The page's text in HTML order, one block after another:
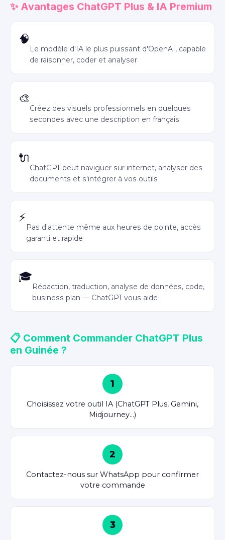
✨ Avantages ChatGPT Plus & IA Premium
🧠
Le modèle d'IA le plus puissant d'OpenAI, capable
de raisonner, coder et analyser
🎨
Créez des visuels professionnels en quelques
secondes avec une description en français
🔌
ChatGPT peut naviguer sur internet, analyser des
documents et s'intégrer à vos outils
⚡
Pas d'attente même aux heures de pointe, accès
garanti et rapide
🎓
Rédaction, traduction, analyse de données, code,
business plan — ChatGPT vous aide
📋 Comment Commander ChatGPT Plus
en Guinée ?
1
Choisissez votre outil IA (ChatGPT Plus, Gemini,
Midjourney…)
2
Contactez-nous sur WhatsApp pour confirmer
votre commande
3